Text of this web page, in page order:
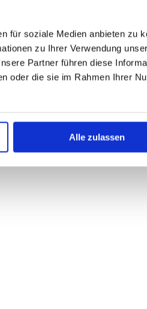
für soziale Medien anbieten zu
zu Ihrer Verwendung
Partner führen diese
oder die sie im Rahmen Ihrer
Alle zulassen